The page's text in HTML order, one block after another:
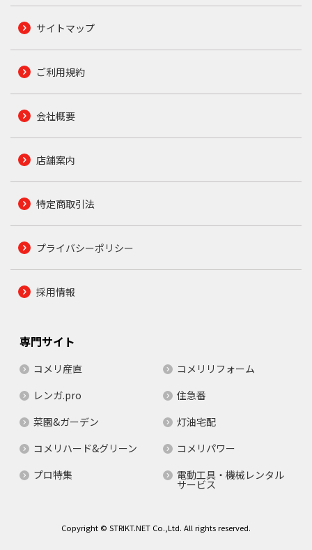
サイトマップ
ご利用規約
会社概要
店舗案内
特定商取引法
プライバシーポリシー
採用情報
専門サイト
コメリ産直
コメリリフォーム
レンガ.pro
住急番
菜園&ガーデン
灯油宅配
コメリハード&グリーン
コメリパワー
プロ特集
電動工具・機械レンタル
サービス
Copyright © STRIKT.NET Co.,Ltd. All rights reserved.